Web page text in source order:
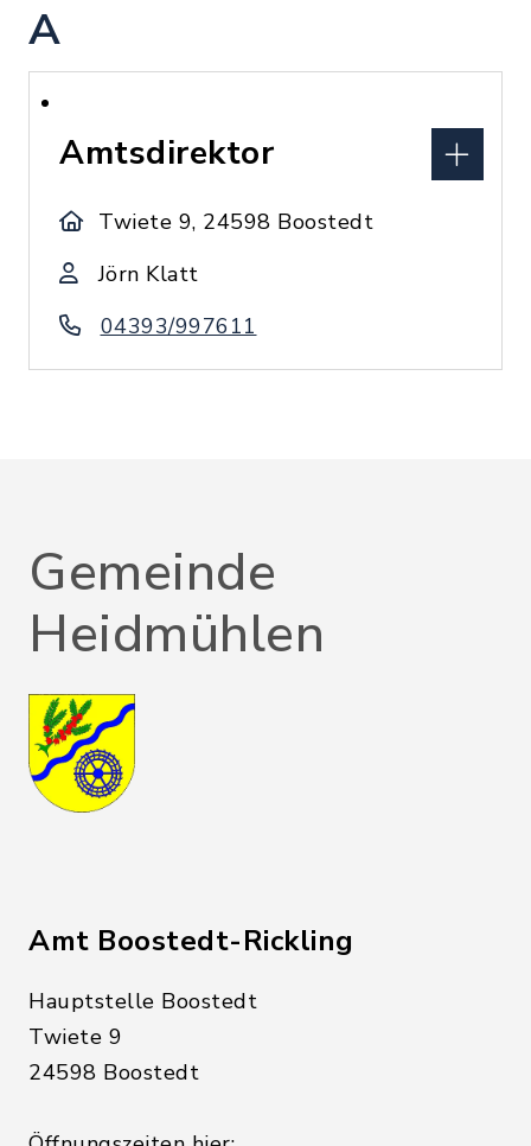
A
Amtsdirektor
Twiete 9, 24598 Boostedt
Jörn Klatt
04393/997611
Gemeinde
Heidmühlen
Amt Boostedt-Rickling
Hauptstelle Boostedt
Twiete 9
24598 Boostedt